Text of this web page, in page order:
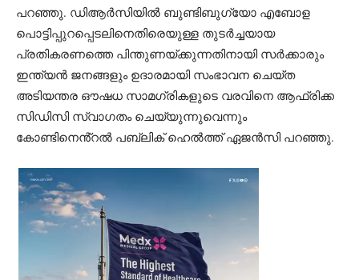
പറഞ്ഞു. ഡിആർസിയിൽ ബുണ്ടിബുഗ്യോ എബോള
പൊട്ടിപ്പുറപ്പെടലിനെതിരെയുള്ള തുടർച്ചയായ
പ്രതികരണത്തെ പിന്തുണയ്ക്കുന്നതിനായി സർക്കാരും
ഇന്ത്യൻ ജനങ്ങളും ഉദാരമായി സംഭാവന ചെയ്‌ത
അടിയന്തര ഔഷധ സാമഗ്രികളുടെ വരവിനെ ആഫ്രിക്ക
സിഡിസി സ്വാഗതം ചെയ്യുന്നുവെന്നും
കോണ്ടിനെൻ്റൽ പബ്ലിക് ഹെൽത്ത് ഏജൻസി പറഞ്ഞു.